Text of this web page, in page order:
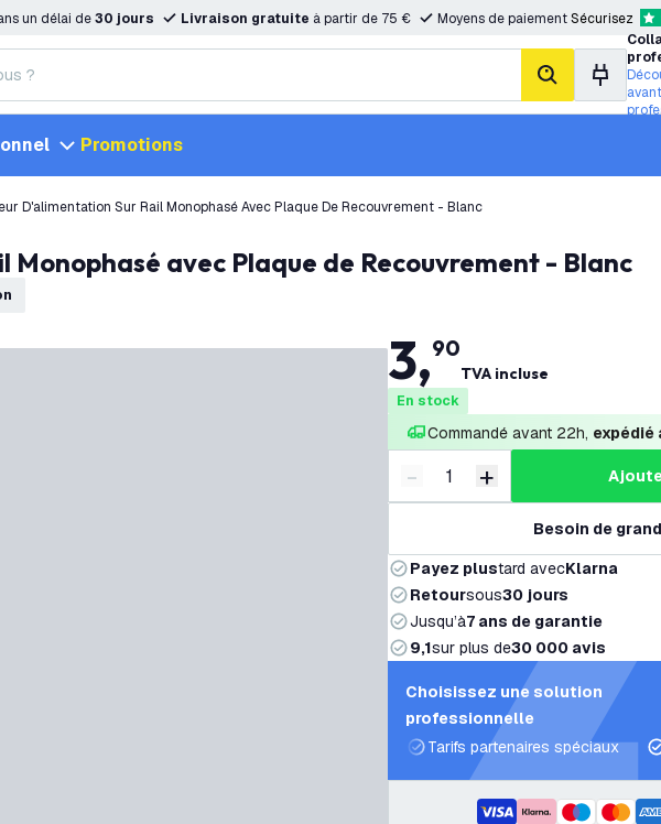
un délai de30 jours Livraison gratuite à partir de 75 € Moyens de paiementSécurisez
rechercher
Promotions
D'alimentation Sur Rail Monophasé Avec Plaque De Recouvrement - Blanc
Monophasé avec Plaque de Recouvrement - Blanc
3,90
TVA incluse
En stock
Commandé avant 22h, expédié
Diminuer la quantité
- Augmenter la
+
Besoin de
Payez plustard avecKlarna
Retoursous30 jours
Jusqu’à7 ans de garantie
9,1sur plus de30 000 avis
Choisissez une solution
professionnelle
Tarifs partenaires spéciaux